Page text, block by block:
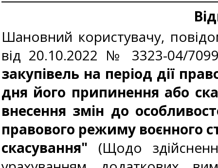
Шановний користувачу,
від 20.10.2022 № 3323-04/
закупівель на період дії
дня його припинення або
внесення змін до
правового режиму воєнного
скасування" (Щодо